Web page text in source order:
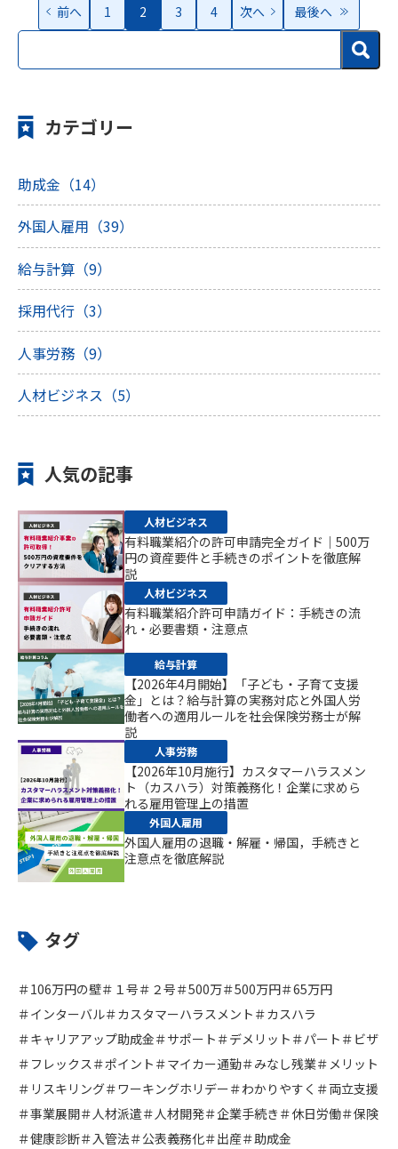
前へ 1 2 3 4 次へ 最後へ
カテゴリー
助成金（14）
外国人雇用（39）
給与計算（9）
採用代行（3）
人事労務（9）
人材ビジネス（5）
人気の記事
人材ビジネス
有料職業紹介の許可申請完全ガイド｜500万
円の資産要件と手続きのポイントを徹底解
説
人材ビジネス
有料職業紹介許可申請ガイド：手続きの流
れ・必要書類・注意点
給与計算
【2026年4月開始】「子ども・子育て支援
金」とは？給与計算の実務対応と外国人労
働者への適用ルールを社会保険労務士が解
説
人事労務
【2026年10月施行】カスタマーハラスメン
ト（カスハラ）対策義務化！企業に求めら
れる雇用管理上の措置
外国人雇用
外国人雇用の退職・解雇・帰国，手続きと
注意点を徹底解説
タグ
＃106万円の壁＃１号＃２号＃500万＃500万円＃65万円
＃インターバル＃カスタマーハラスメント ＃カスハラ
＃キャリアアップ助成金＃サポート ＃デメリット ＃パート ＃ビザ
＃フレックス＃ポイント ＃マイカー通勤＃みなし残業＃メリット
＃リスキリング＃ワーキングホリデー＃わかりやすく ＃両立支援
＃事業展開＃人材派遣＃人材開発＃企業手続き ＃休日労働＃保険
＃健康診断＃入管法＃公表義務化＃出産＃助成金